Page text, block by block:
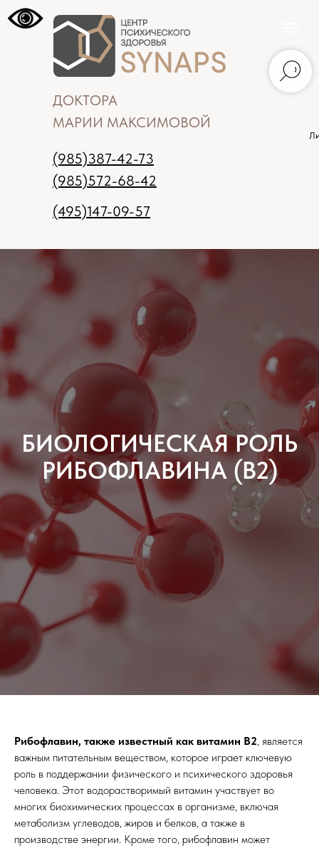
(985)387-42-73
(985)572-68-42
Самотечная 18с1
info@synaps-
center.ru
ДОКТОРА
МАРИИ МАКСИМОВОЙ
(495)147-09-57
БИОЛОГИЧЕСКАЯ РОЛЬ
РИБОФЛАВИНА (В2)
Рибофлавин, также известный как витамин B2, является
важным питательным веществом, которое играет ключевую
роль в поддержании физического и психического здоровья
человека. Этот водорастворимый витамин участвует во
многих биохимических процессах в организме, включая
метаболизм углеводов, жиров и белков, а также в
производстве энергии. Кроме того, рибофлавин может